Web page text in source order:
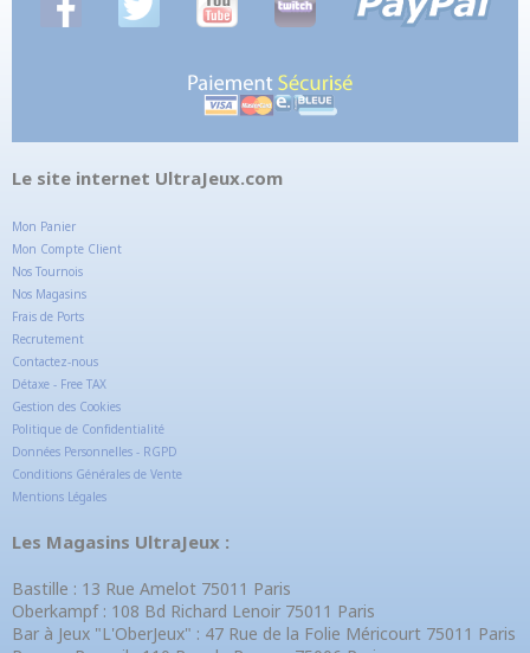
Le site internet UltraJeux.com
Mon Panier
Mon Compte Client
Nos Tournois
Nos Magasins
Frais de Ports
Recrutement
Contactez-nous
Détaxe - Free TAX
Gestion des Cookies
Politique de Confidentialité
Données Personnelles - RGPD
Conditions Générales de Vente
Mentions Légales
Les Magasins UltraJeux :
Bastille : 13 Rue Amelot 75011 Paris
Oberkampf : 108 Bd Richard Lenoir 75011 Paris
Bar à Jeux "L'OberJeux" : 47 Rue de la Folie Méricourt 75011 Paris